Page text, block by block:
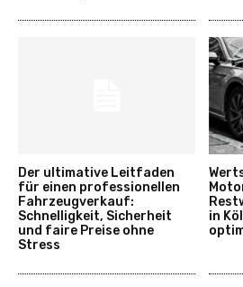
Der ultimative Leitfaden
für einen professionellen
Fahrzeugverkauf:
Schnelligkeit, Sicherheit
und faire Preise ohne
Stress
in